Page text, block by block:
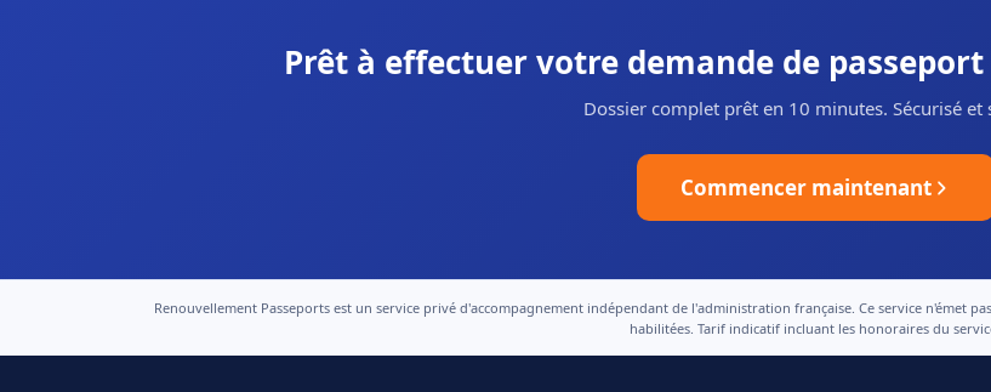
Prêt à effectuer votre demande de
Dossier complet prêt en 10 minutes. Sécurisé et
Commencer maintenant
Renouvellement Passeports est un service privé d'accompagnement indépendant de l'administration française. Ce service n'émet
habilitées. Tarif indicatif incluant les honoraires du